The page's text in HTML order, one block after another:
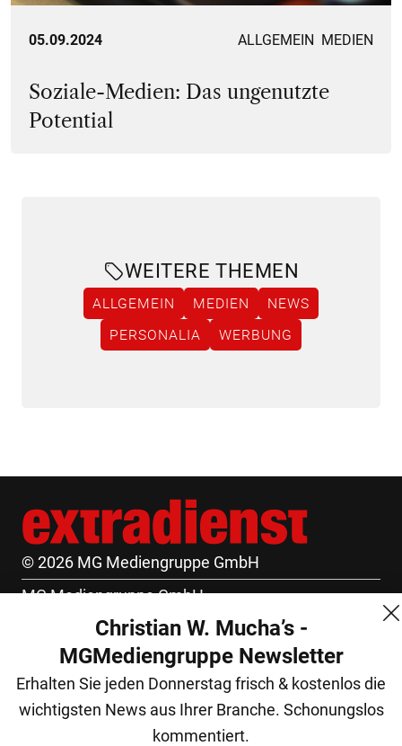
05.09.2024 ALLGEMEIN MEDIEN
Soziale-Medien: Das ungenutzte
Potential
WEITERE THEMEN
ALLGEMEIN MEDIEN
NEWS
PERSONALIA
WERBUNG
© 2026 MG Mediengruppe GmbH
MG Mediengruppe GmbH
Burgring 1/7
1010 Wien
+43 (1) 522 14 14
office@mgmedien.at
Christian W. Mucha’s -
MGMediengruppe Newsletter
Erhalten Sie jeden Donnerstag frisch & kostenlos die
wichtigsten News aus Ihrer Branche. Schonungslos
kommentiert.